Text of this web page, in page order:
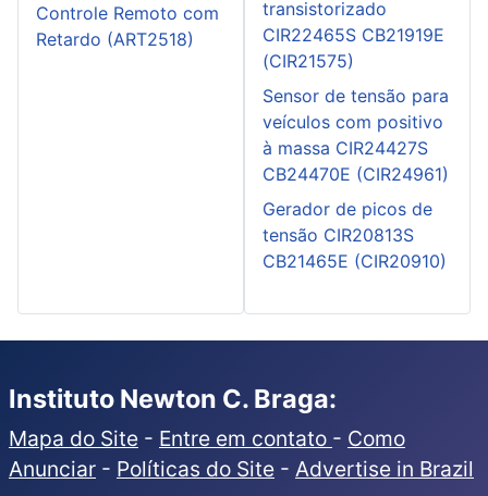
Controle Remoto com
Retardo (ART2518)
transistorizado
CIR22465S CB21919E
(CIR21575)
Sensor de tensão para
veículos com positivo
à massa CIR24427S
CB24470E (CIR24961)
Gerador de picos de
tensão CIR20813S
CB21465E (CIR20910)
Instituto Newton C. Braga:
Mapa do Site - Entre em contato - Como
Anunciar - Políticas do Site - Advertise in Brazil